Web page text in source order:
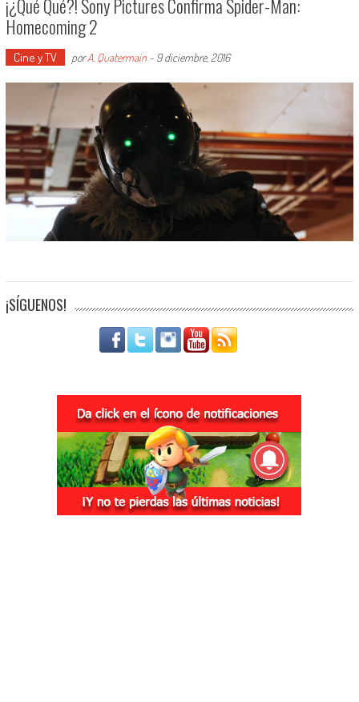
¡¿Qué Qué?! Sony Pictures Confirma Spider-Man:
Homecoming 2
Cine y TV porA. Quatermain- 9 diciembre, 2016
¡SÍGUENOS!